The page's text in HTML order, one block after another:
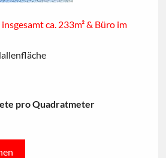
ca. 233m² & Büro im
pro Quadratmeter